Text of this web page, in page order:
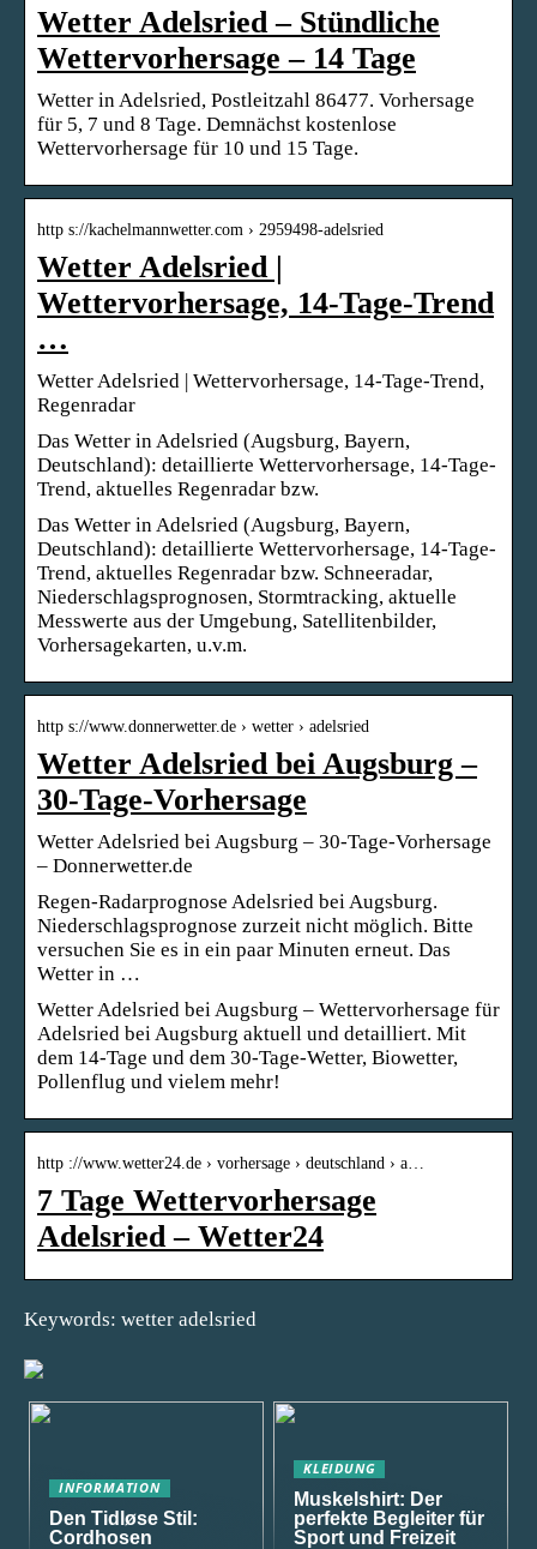
Wetter Adelsried – Stündliche
Wettervorhersage – 14 Tage
Wetter in Adelsried, Postleitzahl 86477. Vorhersage
für 5, 7 und 8 Tage. Demnächst kostenlose
Wettervorhersage für 10 und 15 Tage.
http s://kachelmannwetter.com › 2959498-adelsried
Wetter Adelsried |
Wettervorhersage, 14-Tage-Trend
…
Wetter Adelsried | Wettervorhersage, 14-Tage-Trend,
Regenradar
Das Wetter in Adelsried (Augsburg, Bayern,
Deutschland): detaillierte Wettervorhersage, 14-Tage-
Trend, aktuelles Regenradar bzw.
Das Wetter in Adelsried (Augsburg, Bayern,
Deutschland): detaillierte Wettervorhersage, 14-Tage-
Trend, aktuelles Regenradar bzw. Schneeradar,
Niederschlagsprognosen, Stormtracking, aktuelle
Messwerte aus der Umgebung, Satellitenbilder,
Vorhersagekarten, u.v.m.
http s://www.donnerwetter.de › wetter › adelsried
Wetter Adelsried bei Augsburg –
30-Tage-Vorhersage
Wetter Adelsried bei Augsburg – 30-Tage-Vorhersage
– Donnerwetter.de
Regen-Radarprognose Adelsried bei Augsburg.
Niederschlagsprognose zurzeit nicht möglich. Bitte
versuchen Sie es in ein paar Minuten erneut. Das
Wetter in …
Wetter Adelsried bei Augsburg – Wettervorhersage für
Adelsried bei Augsburg aktuell und detailliert. Mit
dem 14-Tage und dem 30-Tage-Wetter, Biowetter,
Pollenflug und vielem mehr!
http ://www.wetter24.de › vorhersage › deutschland › a…
7 Tage Wettervorhersage
Adelsried – Wetter24
Keywords: wetter adelsried
INFORMATION
Den Tidløse Stil:
Cordhosen
KLEIDUNG
Muskelshirt: Der
perfekte Begleiter für
Sport und Freizeit